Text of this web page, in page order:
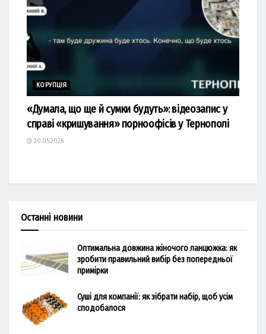
КОРУПЦІЯ
«Думала, що ще й сумки будуть»: відеозапис у
справі «кришування» порноофісів у Тернополі
20.05.2026
Останні новини
Оптимальна довжина жіночого ланцюжка: як
зробити правильний вибір без попередньої
примірки
Суші для компанії: як зібрати набір, щоб усім
сподобалося